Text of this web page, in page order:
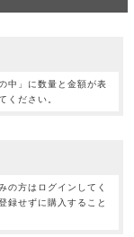
中」に数量と金額が表
ください。
の方はログインしてく
録せずに購入すること